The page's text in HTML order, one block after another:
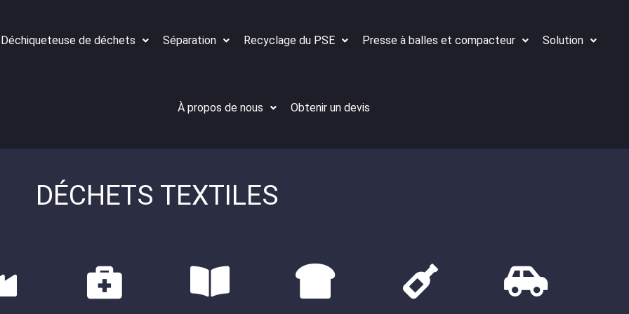
Déchiqueteuse de déchets Séparation Recyclage du PSE Presse à balles et compacteur Solution
À propos de nous Obtenir un devis
DÉCHETS TEXTILES